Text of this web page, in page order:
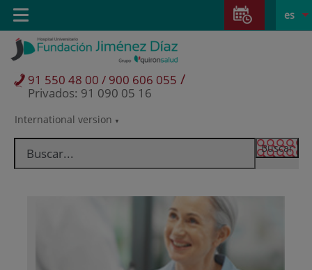
Saltar al contenido
Saltar
contenido
Selector
idioma
activo
es
International version
91 550 48 00 / 900 606 055 /
Privados: 91 090 05 16
Toggle
navigation